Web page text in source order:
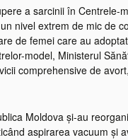
a sarcinii în Centrele-
nivel extrem de mic de
de femei care au
model, Ministerul
comprehensive de
Moldova și-au
aspirarea vacuum și